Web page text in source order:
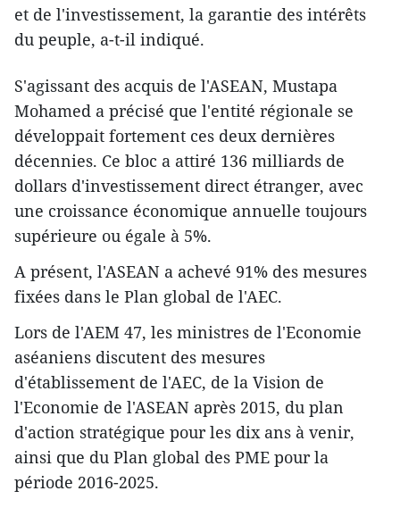
et de l'investissement, la garantie des intérêts
du peuple, a-t-il indiqué.
S'agissant des acquis de l'ASEAN, ​Mustapa
Mohamed a précisé que ​l'entité régionale se
développait fortement ces deux dernières
décennies. Ce bloc a attiré 136 milliards de
dollars d'investissement direct étranger, avec
une croissance économique annuelle toujours
supérieure ou égale à 5%.
A présent, l'ASEAN a achevé 91% des mesures
fixées dans le Plan global de l'AEC.
Lors de l'AEM 47, les ministres de l'Economie
aséaniens discutent des mesures
d'établissement de l'AEC, de la Vision de
l'Economie de l'ASEAN après 2015, du plan
d'action stratégique pour les dix ans à venir,
ainsi que du Plan global des PME pour la
période 2016-2025.